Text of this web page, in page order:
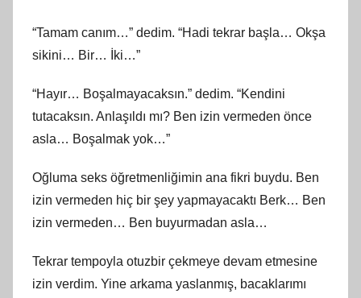
“Tamam canım…” dedim. “Hadi tekrar başla… Okşa
sikini… Bir… İki…”
“Hayır… Boşalmayacaksın.” dedim. “Kendini
tutacaksın. Anlaşıldı mı? Ben izin vermeden önce
asla… Boşalmak yok…”
Oğluma seks öğretmenliğimin ana fikri buydu. Ben
izin vermeden hiç bir şey yapmayacaktı Berk… Ben
izin vermeden… Ben buyurmadan asla…
Tekrar tempoyla otuzbir çekmeye devam etmesine
izin verdim. Yine arkama yaslanmış, bacaklarımı